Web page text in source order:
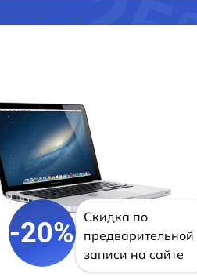
-20%
Скидка по
предварительной
записи на сайте